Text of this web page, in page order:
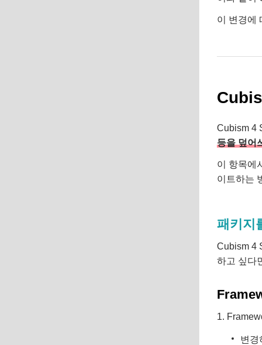
이 변경에
Cubism 4
등을 덮어
이 항목에
이트하는
패키지
Cubism 4
하고 싶다
1.
변경